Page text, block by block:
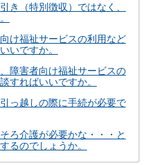
き（特別徴収）ではなく、
け福祉サービスの利用など
いですか。
障害者向け福祉サービスの
すればいいですか。
っ越しの際に手続が必要で
ろ介護が必要かな・・・と
るのでしょうか。